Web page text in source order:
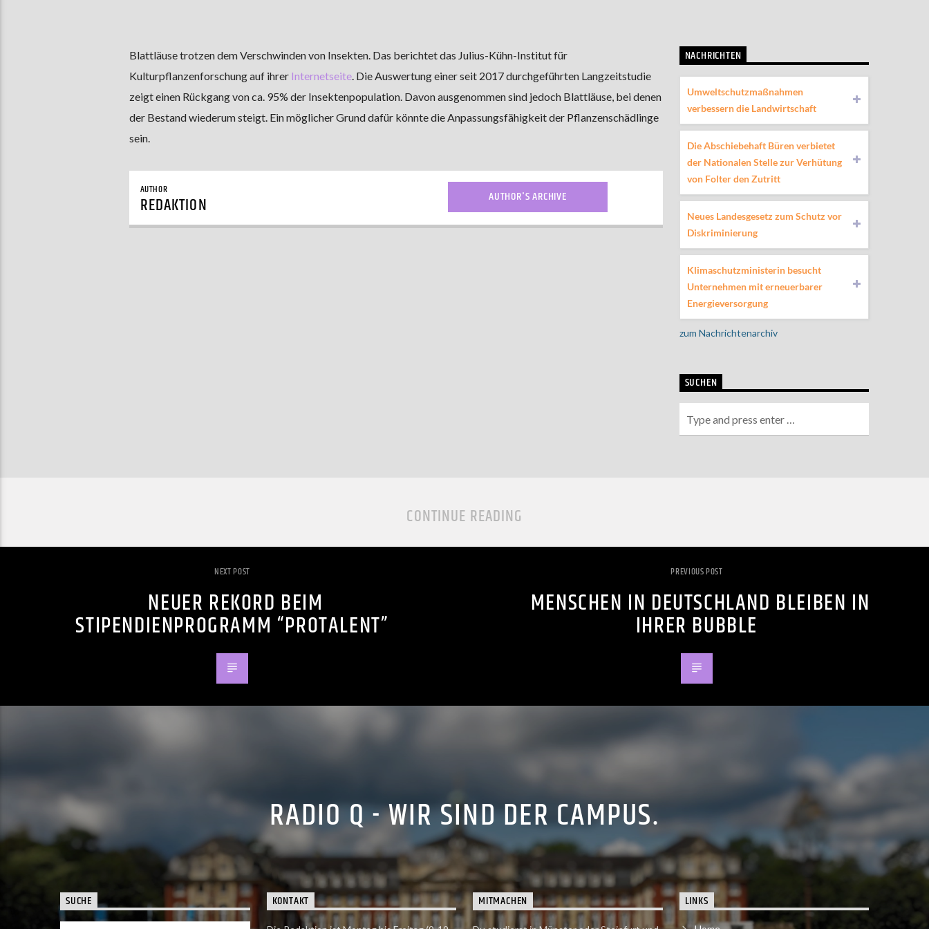
Blattläuse trotzen dem Verschwinden von Insekten. Das berichtet das Julius-Kühn-Institut für
Kulturpflanzenforschung auf ihrer Internetseite. Die Auswertung einer seit 2017 durchgeführten Langzeitstudie
zeigt einen Rückgang von ca. 95% der Insektenpopulation. Davon ausgenommen sind jedoch Blattläuse, bei denen
der Bestand wiederum steigt. Ein möglicher Grund dafür könnte die Anpassungsfähigkeit der Pflanzenschädlinge
sein.
AUTHOR
REDAKTION AUTHOR'S ARCHIVE
NACHRICHTEN
Umweltschutzmaßnahmen
verbessern die Landwirtschaft
Die Abschiebehaft Büren verbietet
der Nationalen Stelle zur Verhütung
von Folter den Zutritt
Neues Landesgesetz zum Schutz vor
Diskriminierung
Klimaschutzministerin besucht
Unternehmen mit erneuerbarer
Energieversorgung
zum Nachrichtenarchiv
SUCHEN
CONTINUE READING
NEXT POST
NEUER REKORD BEIM
STIPENDIENPROGRAMM “PROTALENT”
PREVIOUS POST
MENSCHEN IN DEUTSCHLAND BLEIBEN IN
IHRER BUBBLE
RADIO Q - WIR SIND DER CAMPUS.
SUCHE KONTAKT MITMACHEN LINKS